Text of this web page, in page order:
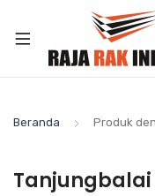
Beranda Produk
Tanjungbalai